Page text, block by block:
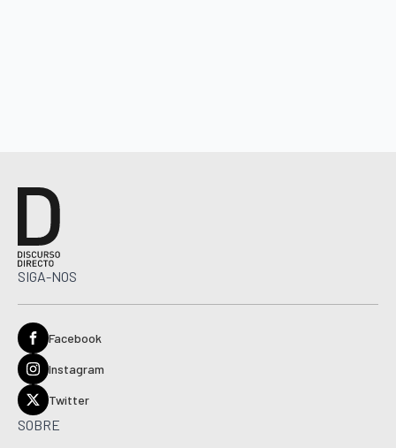
SIGA-NOS
Facebook
Instagram
Twitter
SOBRE